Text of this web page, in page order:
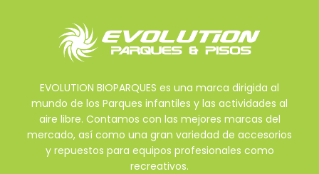
EVOLUTION BIOPARQUES es una marca dirigida al
mundo de los Parques infantiles y las actividades al
aire libre. Contamos con las mejores marcas del
mercado, así como una gran variedad de accesorios
y repuestos para equipos profesionales como
recreativos.